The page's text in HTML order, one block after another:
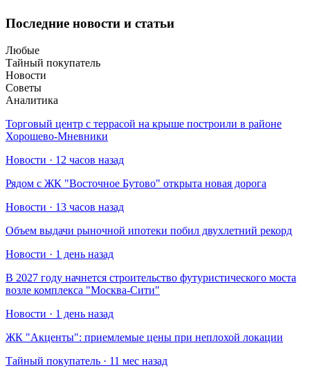
Последние новости и статьи
Любые
Тайный покупатель
Новости
Советы
Аналитика
Торговый центр с террасой на крыше построили в районе
Хорошево-Мневники
Новости · 12 часов назад
Рядом с ЖК "Восточное Бутово" открыта новая дорога
Новости · 13 часов назад
Объем выдачи рыночной ипотеки побил двухлетний рекорд
Новости · 1 день назад
В 2027 году начнется строительство футуристического моста
возле комплекса "Москва-Сити"
Новости · 1 день назад
​ЖК "Акценты": приемлемые цены при неплохой локации
Тайный покупатель · 11 мес назад